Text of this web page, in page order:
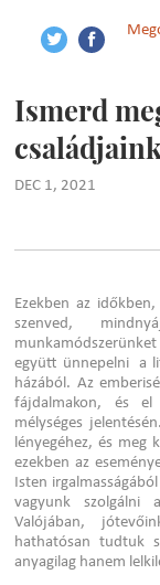
Ismerd
DEC 1, 2021
Ezekben az
szenved,
együtt ünnepelni a
házából. Az
fájdalmakon, és el
mélységes
lényegéhez, és meg
ezekben az
Isten
vagyunk szolgálni
Valójában,
hathatósan tudtuk
anyagilag hanem